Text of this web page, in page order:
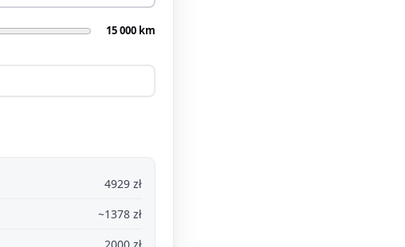
15 000 km
4929 zł
~1378 zł